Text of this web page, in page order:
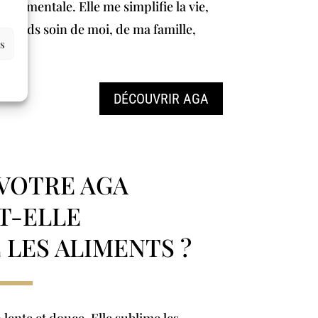
mentale. Elle me simplifie la vie,
soin de moi, de ma famille,
DÉCOUVRIR AGA
AGA
ELLE
ALIMENTS ?